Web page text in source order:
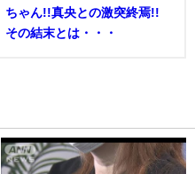
ちゃん!!真央との激突終焉!!
その結末とは・・・